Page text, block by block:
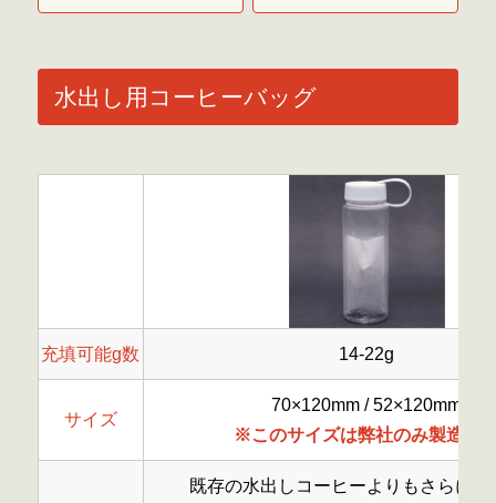
水出し用コーヒーバッグ
充填可能g数 14-22g
サイズ
70×120mm / 52×120mm
※このサイズは弊社のみ製造可
既存の水出しコーヒーよりもさらに幅